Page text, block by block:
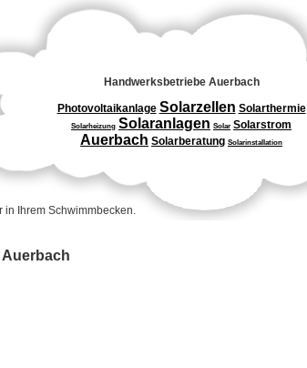
Handwerksbetriebe Auerbach
Photovoltaikanlage Solarzellen Solarthermie
Solarheizung Solaranlagen Solar Solarstrom
Auerbach Solarberatung Solarinstallation
in Ihrem Schwimmbecken.